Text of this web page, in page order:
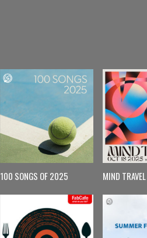
100 SONGS OF 2025 MIND TRAVEL